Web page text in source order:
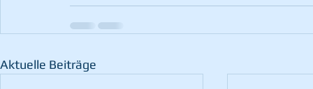
Aktuelle Beiträge